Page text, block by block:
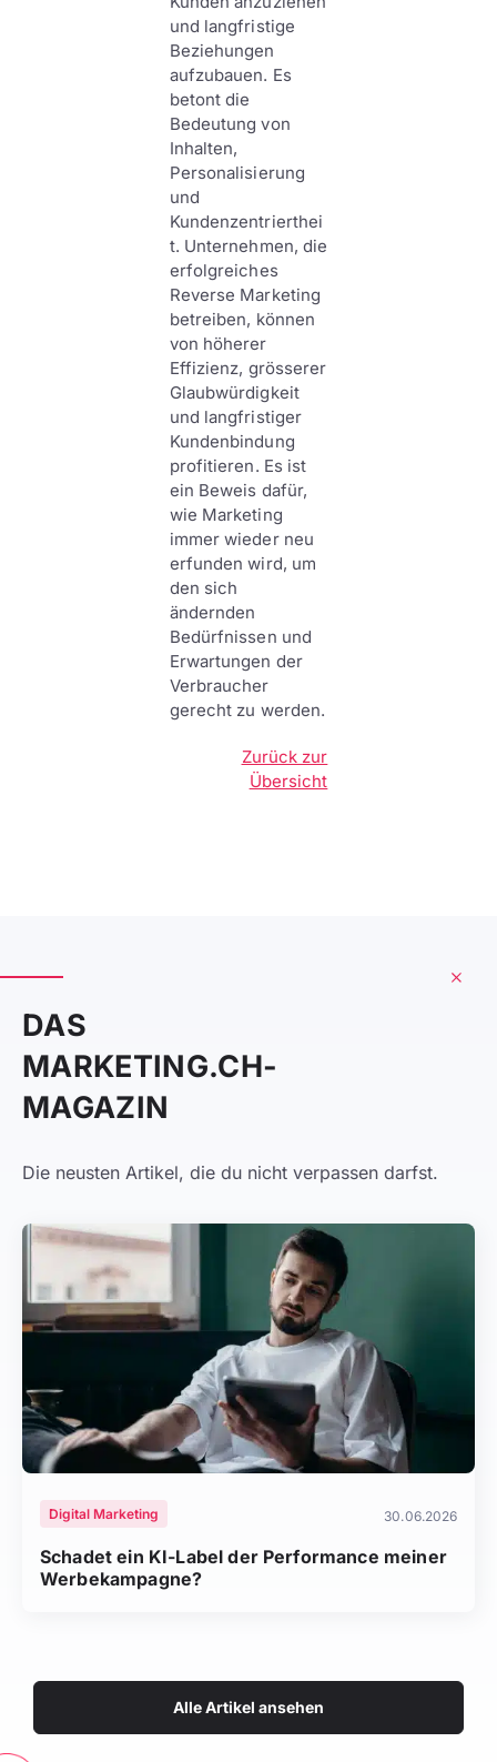
und langfristige
Beziehungen
aufzubauen. Es
betont die
Bedeutung von
Inhalten,
Personalisierung
und
Kundenzentrierthei
t. Unternehmen, die
erfolgreiches
Reverse Marketing
betreiben, können
von höherer
Effizienz, grösserer
Glaubwürdigkeit
und langfristiger
Kundenbindung
profitieren. Es ist
ein Beweis dafür,
wie Marketing
immer wieder neu
erfunden wird, um
den sich
ändernden
Bedürfnissen und
Erwartungen der
Verbraucher
gerecht zu werden.
Zurück zur
Übersicht
DAS
MARKETING.CH-
MAGAZIN
Die neusten Artikel, die du nicht verpassen darfst.
Digital Marketing 30.06.2026
Schadet ein KI-Label der Performance meiner
Werbekampagne?
Alle Artikel ansehen